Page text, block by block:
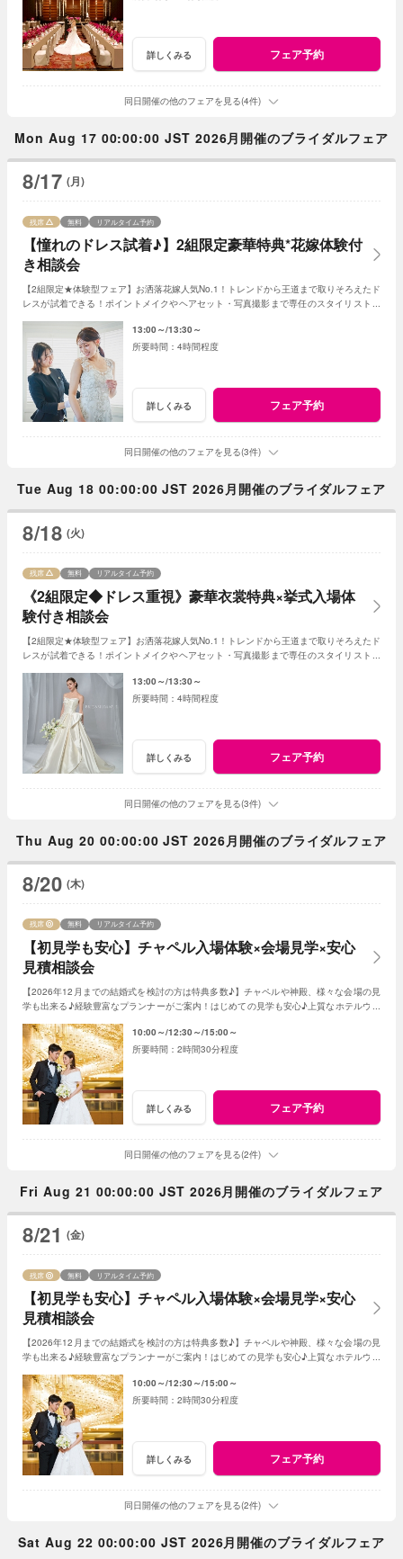
詳しくみる フェア予約
同日開催の他のフェアを見る(4件)
Mon Aug 17 00:00:00 JST 2026月開催のブライダルフェア
8/17 (月)
【憧れのドレス試着♪】2組限定豪華特典*花嫁体験付
き相談会
残席 無料 リアルタイム予約
【2組限定★体験型フェア】お洒落花嫁人気No.1！トレンドから王道まで取りそろえたド
レスが試着できる！ポイントメイクやヘアセット・写真撮影まで専任のスタイリストが
13:00～ 13:30～
4時間程度
詳しくみる フェア予約
同日開催の他のフェアを見る(3件)
Tue Aug 18 00:00:00 JST 2026月開催のブライダルフェア
8/18 (火)
《2組限定◆ドレス重視》豪華衣裳特典×挙式入場体
験付き相談会
残席 無料 リアルタイム予約
【2組限定★体験型フェア】お洒落花嫁人気No.1！トレンドから王道まで取りそろえたド
レスが試着できる！ポイントメイクやヘアセット・写真撮影まで専任のスタイリストが
13:00～ 13:30～
4時間程度
詳しくみる フェア予約
同日開催の他のフェアを見る(3件)
Thu Aug 20 00:00:00 JST 2026月開催のブライダルフェア
8/20 (木)
【初見学も安心】チャペル入場体験×会場見学×安心
見積相談会
残席 無料 リアルタイム予約
【2026年12月までの結婚式を検討の方は特典多数♪】チャペルや神殿、様々な会場の見
学も出来る♪経験豊富なプランナーがご案内！はじめての見学も安心♪上質なホテルウエ
10:00～ 12:30～ 15:00～
2時間30分程度
詳しくみる フェア予約
同日開催の他のフェアを見る(2件)
Fri Aug 21 00:00:00 JST 2026月開催のブライダルフェア
8/21 (金)
【初見学も安心】チャペル入場体験×会場見学×安心
見積相談会
残席 無料 リアルタイム予約
【2026年12月までの結婚式を検討の方は特典多数♪】チャペルや神殿、様々な会場の見
学も出来る♪経験豊富なプランナーがご案内！はじめての見学も安心♪上質なホテルウエ
10:00～ 12:30～ 15:00～
2時間30分程度
詳しくみる フェア予約
同日開催の他のフェアを見る(2件)
Sat Aug 22 00:00:00 JST 2026月開催のブライダルフェア